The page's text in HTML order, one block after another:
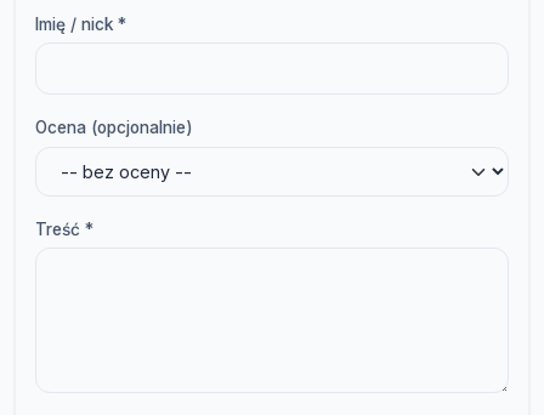
Imię / nick *
Ocena (opcjonalnie)
Treść *